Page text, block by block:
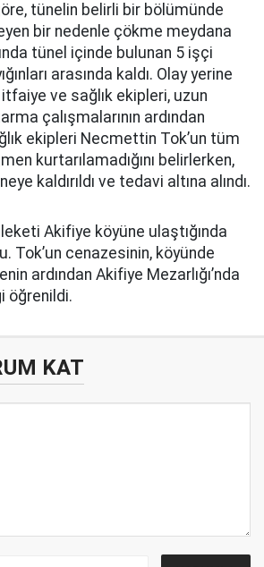
tünelin belirli bir bölümünde
bir nedenle çökme meydana
tünel içinde bulunan 5 işçi
arasında kaldı. Olay yerine
itfaiye ve sağlık ekipleri, uzun
çalışmalarının ardından
ekipleri Necmettin Tok’un tüm
kurtarılamadığını belirlerken,
kaldırıldı ve tedavi altına alındı.
Akifiye köyüne ulaştığında
Tok’un cenazesinin, köyünde
ardından Akifiye Mezarlığı’nda
öğrenildi.
KAT